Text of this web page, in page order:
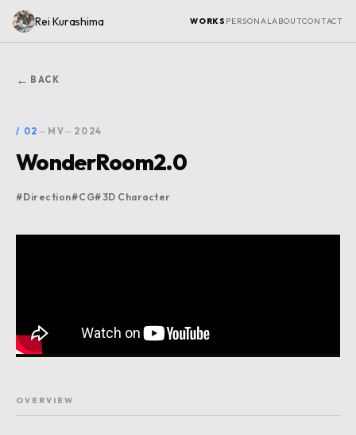
Rei Kurashima WORKS PERSONALABOUTCONTACT
← BACK
/ 02 — MV— 2024
WonderRoom2.0
#Direction#CG# 3D Character
OVERVIEW